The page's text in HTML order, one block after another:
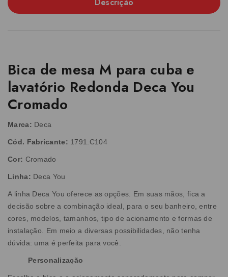
Bica de mesa M para cuba e
lavatório Redonda Deca You
Cromado
Marca: Deca
Cód. Fabricante: 1791.C104
Cor: Cromado
Linha: Deca You
A linha Deca You oferece as opções. Em suas mãos, fica a
decisão sobre a combinação ideal, para o seu banheiro, entre
cores, modelos, tamanhos, tipo de acionamento e formas de
instalação. Em meio a diversas possibilidades, não tenha
dúvida: uma é perfeita para você.
Personalização